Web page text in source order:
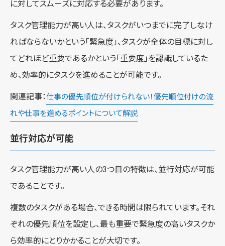
に対してスムーズに対応する必要があります。
タスク管理能力が高い人は、タスクがいつまでに完了しなけ
ればならないかという「緊急度」、タスクが全体の目標に対し
てどれほど重要であるかという「重要度」を認識しているた
め、効率的にタスクを進めることが可能です。
関連記事：仕事の優先順位が付けられない！優先順位付けの流
れや仕事を進めるポイントについて解説
並行対応が可能
タスク管理能力が高い人の3つ目の特徴は、並行対応が可能
であることです。
複数のタスクがある場合、できる時間は限られています。それ
ぞれの優先順位を設定し、最も重要で緊急度の高いタスクか
ら効率的にとりかかることが大切です。